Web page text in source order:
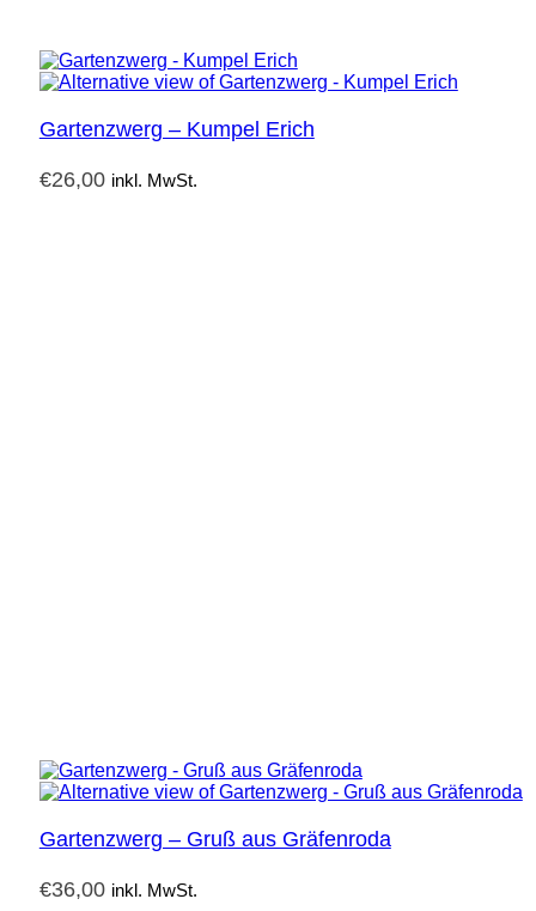
Gartenzwerg – Kumpel Erich
€26,00 inkl. MwSt.
Gartenzwerg – Gruß aus Gräfenroda
€36,00 inkl. MwSt.